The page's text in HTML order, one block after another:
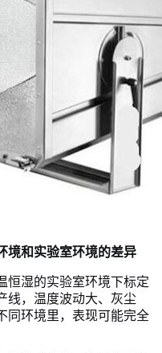
境和实验室环境的差异
恒湿的实验室环境下标定
线，温度波动大、灰尘
同环境里，表现可能完全